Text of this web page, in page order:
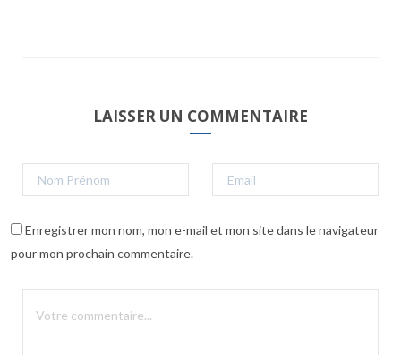
LAISSER UN COMMENTAIRE
Enregistrer mon nom, mon e-mail et mon site dans le navigateur
pour mon prochain commentaire.